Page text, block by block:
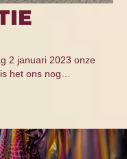
2 januari 2023 onze
het ons nog…